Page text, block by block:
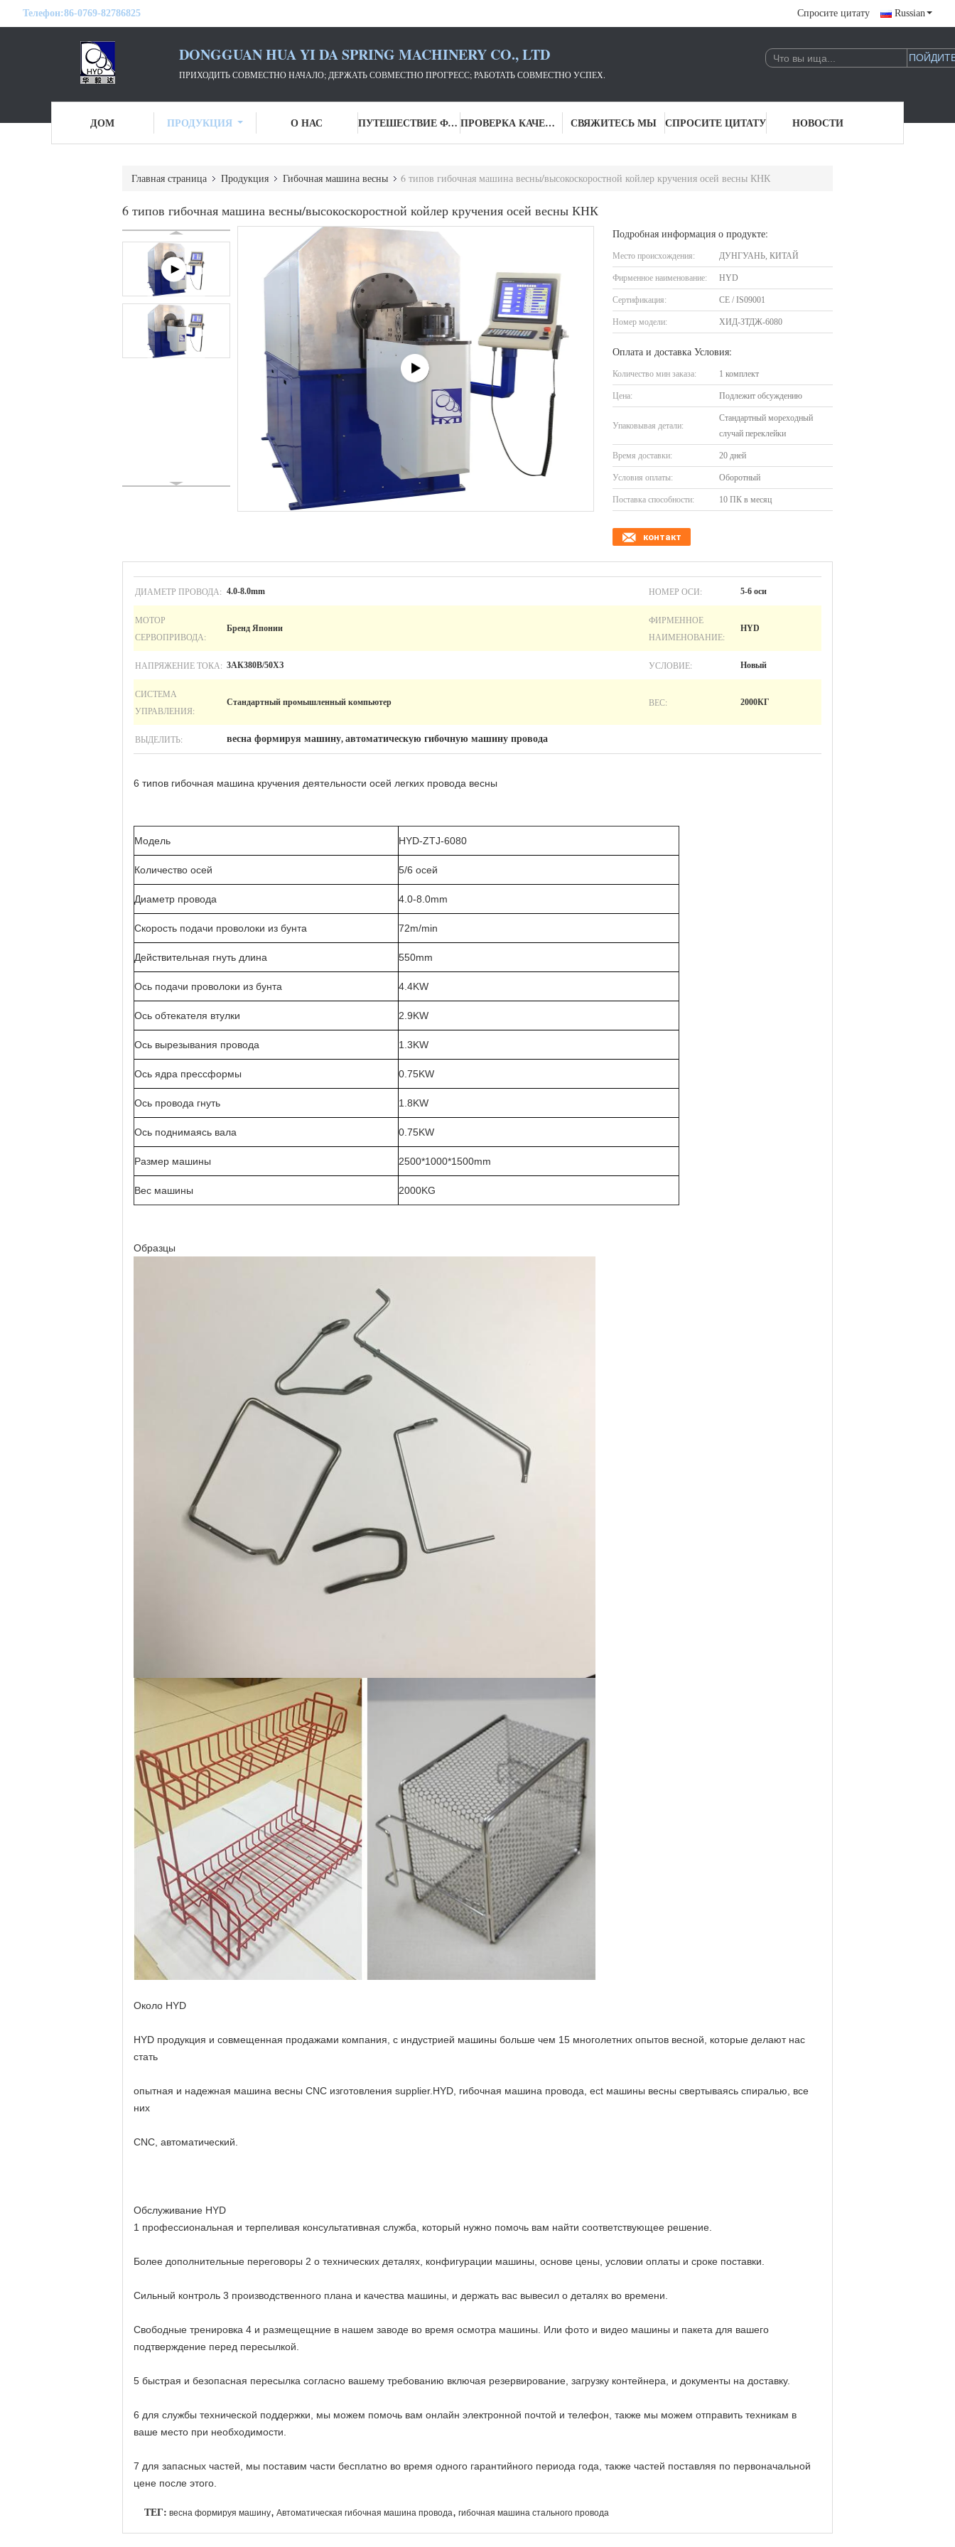
Телефон:86-0769-82786825 Спросите цитату Russian
DONGGUAN HUA YI DA SPRING MACHINERY CO., LTD
ПРИХОДИТЬ СОВМЕСТНО НАЧАЛО; ДЕРЖАТЬ СОВМЕСТНО ПРОГРЕСС; РАБОТАТЬ СОВМЕСТНО УСПЕХ.
ДОМ ПРОДУКЦИЯ О НАС ПУТЕШЕСТВИЕ ФАБРИКИ ПРОВЕРКА КАЧЕСТВА СВЯЖИТЕСЬ МЫ СПРОСИТЕ ЦИТАТУ НОВОСТИ
Главная страница Продукция Гибочная машина весны 6 типов гибочная машина весны/высокоскоростной койлер кручения осей весны КНК
6 типов гибочная машина весны/высокоскоростной койлер кручения осей весны КНК
Подробная информация о продукте:
Место происхождения: ДУНГУАНЬ, КИТАЙ
Фирменное наименование: HYD
Сертификация: CE / IS09001
Номер модели: ХИД-ЗТДЖ-6080
Оплата и доставка Условия:
Количество мин заказа: 1 комплект
Цена: Подлежит обсуждению
Упаковывая детали:
Стандартный мореходный
случай переклейки
Время доставки: 20 дней
Условия оплаты: Оборотный
Поставка способности: 10 ПК в месяц
контакт
ДИАМЕТР ПРОВОДА: 4.0-8.0mm НОМЕР ОСИ: 5-6 оси
МОТОР
СЕРВОПРИВОДА:
Бренд Японии
ФИРМЕННОЕ
НАИМЕНОВАНИЕ:
HYD
НАПРЯЖЕНИЕ ТОКА: 3АК380В/50ХЗ УСЛОВИЕ: Новый
СИСТЕМА
УПРАВЛЕНИЯ:
Стандартный промышленный компьютер ВЕС: 2000КГ
ВЫДЕЛИТЬ: весна формируя машину, автоматическую гибочную машину провода
6 типов гибочная машина кручения деятельности осей легких провода весны
Модель HYD-ZTJ-6080
Количество осей 5/6 осей
Диаметр провода 4.0-8.0mm
Скорость подачи проволоки из бунта 72m/min
Действительная гнуть длина 550mm
Ось подачи проволоки из бунта 4.4KW
Ось обтекателя втулки 2.9KW
Ось вырезывания провода 1.3KW
Ось ядра прессформы 0.75KW
Ось провода гнуть 1.8KW
Ось поднимаясь вала 0.75KW
Размер машины 2500*1000*1500mm
Вес машины 2000KG
Образцы
Около HYD
HYD продукция и совмещенная продажами компания, с индустрией машины больше чем 15 многолетних опытов весной, которые делают нас
стать
опытная и надежная машина весны CNC изготовления supplier.HYD, гибочная машина провода, ect машины весны свертываясь спиралью, все
них
CNC, автоматический.
Обслуживание HYD
1 профессиональная и терпеливая консультативная служба, который нужно помочь вам найти соответствующее решение.
Более дополнительные переговоры 2 о технических деталях, конфигурации машины, основе цены, условии оплаты и сроке поставки.
Сильный контроль 3 производственного плана и качества машины, и держать вас вывесил о деталях во времени.
Свободные тренировка 4 и размещещние в нашем заводе во время осмотра машины. Или фото и видео машины и пакета для вашего
подтверждение перед пересылкой.
5 быстрая и безопасная пересылка согласно вашему требованию включая резервирование, загрузку контейнера, и документы на доставку.
6 для службы технической поддержки, мы можем помочь вам онлайн электронной почтой и телефон, также мы можем отправить техникам в
ваше место при необходимости.
7 для запасных частей, мы поставим части бесплатно во время одного гарантийного периода года, также частей поставляя по первоначальной
цене после этого.
ТЕГ: весна формируя машину, Автоматическая гибочная машина провода, гибочная машина стального провода